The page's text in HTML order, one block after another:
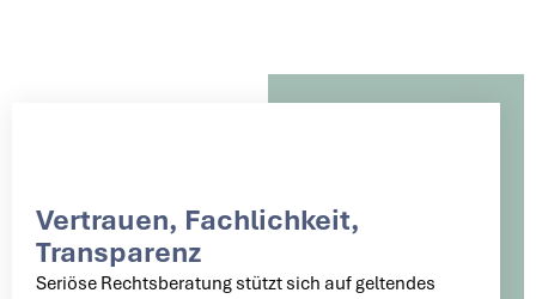
Vertrauen, Fachlichkeit,
Transparenz
Seriöse Rechtsberatung stützt sich auf geltendes